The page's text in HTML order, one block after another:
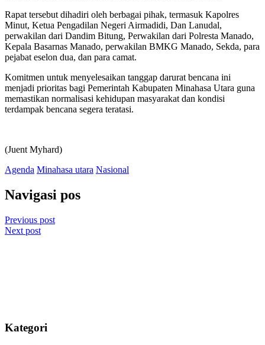
Rapat tersebut dihadiri oleh berbagai pihak, termasuk Kapolres
Minut, Ketua Pengadilan Negeri Airmadidi, Dan Lanudal,
perwakilan dari Dandim Bitung, Perwakilan dari Polresta Manado,
Kepala Basarnas Manado, perwakilan BMKG Manado, Sekda, para
pejabat eselon dua, dan para camat.
Komitmen untuk menyelesaikan tanggap darurat bencana ini
menjadi prioritas bagi Pemerintah Kabupaten Minahasa Utara guna
memastikan normalisasi kehidupan masyarakat dan kondisi
terdampak bencana segera teratasi.
(Juent Myhard)
Agenda Minahasa utara Nasional
Navigasi pos
Previous post
Next post
Kategori